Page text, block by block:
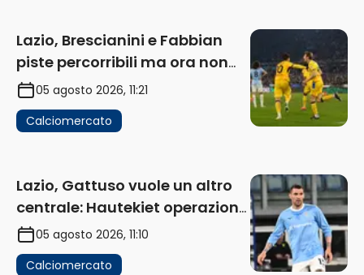
Lazio, Brescianini e Fabbian
piste percorribili ma ora non
sono la priorità
05 agosto 2026, 11:21
Calciomercato
Lazio, Gattuso vuole un altro
centrale: Hautekiet operazione
difficile. Domenica la deadline
per Romagnoli
05 agosto 2026, 11:10
Calciomercato